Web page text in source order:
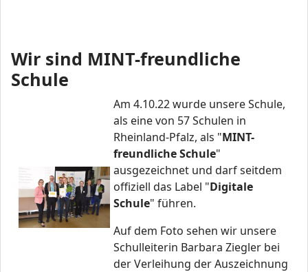
Wir sind MINT-freundliche
Schule
Am 4.10.22 wurde unsere Schule,
als eine von 57 Schulen in
Rheinland-Pfalz, als "MINT-
freundliche Schule"
ausgezeichnet und darf seitdem
offiziell das Label "Digitale
Schule" führen.
Auf dem Foto sehen wir unsere
Schulleiterin Barbara Ziegler bei
der Verleihung der Auszeichnung